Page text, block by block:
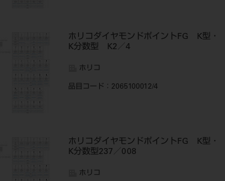
ホリコダイヤモンドポイントFG K型・
K分数型 K2／4
ホリコ
品目コード ：2065100012/4
ホリコダイヤモンドポイントFG K型・
K分数型237／008
ホリコ